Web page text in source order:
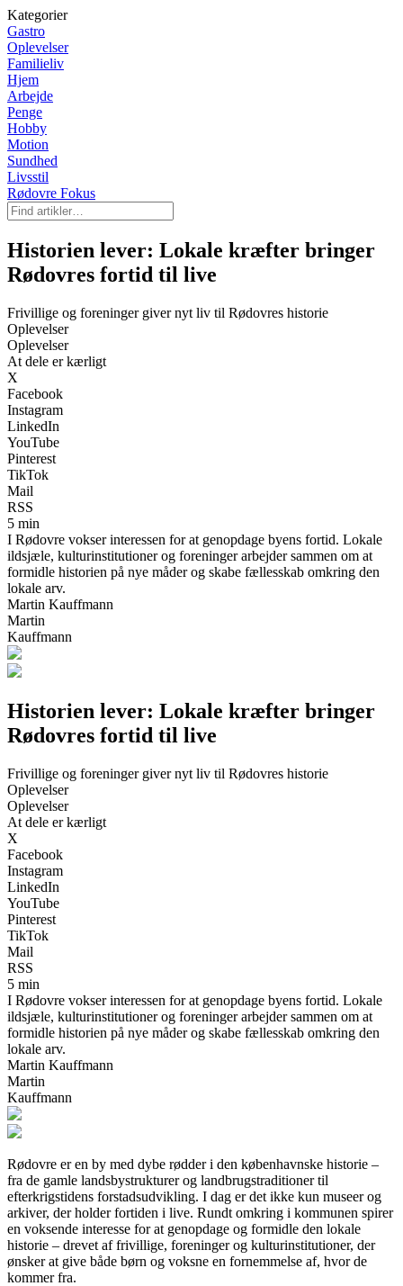
Kategorier
Gastro
Oplevelser
Familieliv
Hjem
Arbejde
Penge
Hobby
Motion
Sundhed
Livsstil
Rødovre Fokus
Historien lever: Lokale kræfter bringer
Rødovres fortid til live
Frivillige og foreninger giver nyt liv til Rødovres historie
Oplevelser
Oplevelser
At dele er kærligt
X
Facebook
Instagram
LinkedIn
YouTube
Pinterest
TikTok
Mail
RSS
5 min
I Rødovre vokser interessen for at genopdage byens fortid. Lokale
ildsjæle, kulturinstitutioner og foreninger arbejder sammen om at
formidle historien på nye måder og skabe fællesskab omkring den
lokale arv.
Martin Kauffmann
Martin
Kauffmann
Historien lever: Lokale kræfter bringer
Rødovres fortid til live
Frivillige og foreninger giver nyt liv til Rødovres historie
Oplevelser
Oplevelser
At dele er kærligt
X
Facebook
Instagram
LinkedIn
YouTube
Pinterest
TikTok
Mail
RSS
5 min
I Rødovre vokser interessen for at genopdage byens fortid. Lokale
ildsjæle, kulturinstitutioner og foreninger arbejder sammen om at
formidle historien på nye måder og skabe fællesskab omkring den
lokale arv.
Martin Kauffmann
Martin
Kauffmann
Rødovre er en by med dybe rødder i den københavnske historie –
fra de gamle landsbystrukturer og landbrugstraditioner til
efterkrigstidens forstadsudvikling. I dag er det ikke kun museer og
arkiver, der holder fortiden i live. Rundt omkring i kommunen spirer
en voksende interesse for at genopdage og formidle den lokale
historie – drevet af frivillige, foreninger og kulturinstitutioner, der
ønsker at give både børn og voksne en fornemmelse af, hvor de
kommer fra.